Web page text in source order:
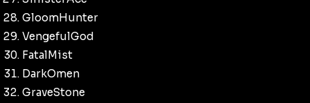
GloomHunter
VengefulGod
FatalMist
DarkOmen
GraveStone